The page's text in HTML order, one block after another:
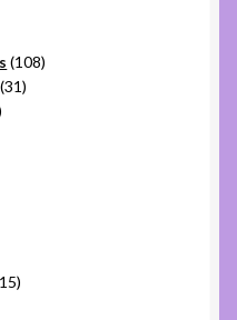
108108
3131
1515